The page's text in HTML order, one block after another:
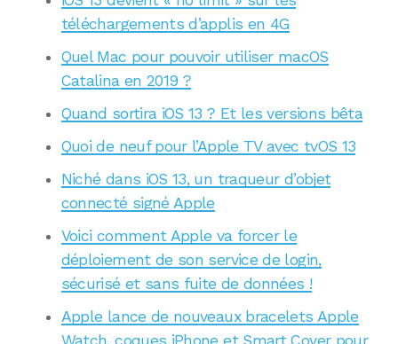
téléchargements d’applis en 4G
Quel Mac pour pouvoir utiliser macOS
Catalina en 2019 ?
Quand sortira iOS 13 ? Et les versions bêta
Quoi de neuf pour l’Apple TV avec tvOS 13
Niché dans iOS 13, un traqueur d’objet
connecté signé Apple
Voici comment Apple va forcer le
déploiement de son service de login,
sécurisé et sans fuite de données !
Apple lance de nouveaux bracelets Apple
Watch, coques iPhone et Smart Cover pour